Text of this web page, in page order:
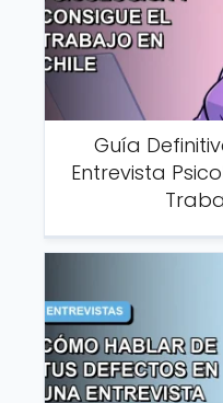
Guía
Entrevista